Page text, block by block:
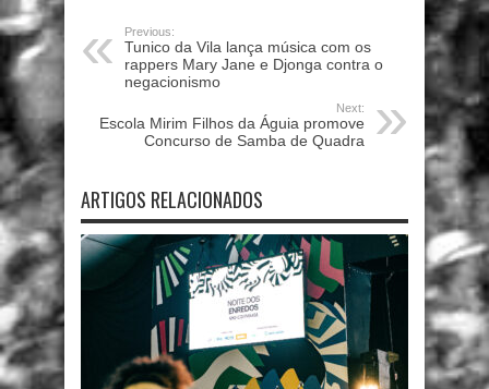
Previous:
Tunico da Vila lança música com os
rappers Mary Jane e Djonga contra o
negacionismo
Next:
Escola Mirim Filhos da Águia promove
Concurso de Samba de Quadra
ARTIGOS RELACIONADOS